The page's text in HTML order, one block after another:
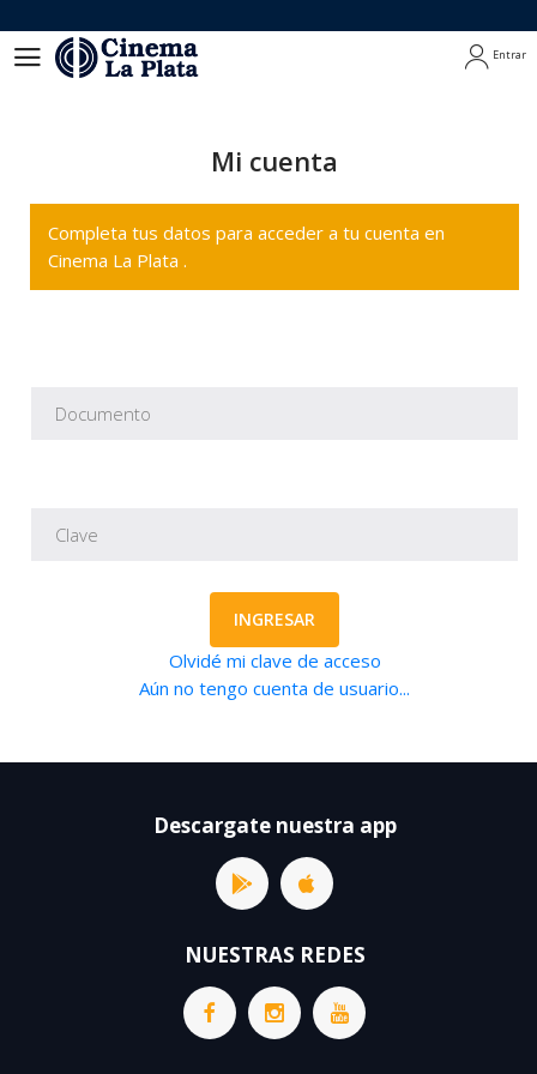
Entrar
Mi cuenta
Completa tus datos para acceder a tu cuenta en
Cinema La Plata .
INGRESAR
Olvidé mi clave de acceso
Aún no tengo cuenta de usuario...
Descargate nuestra app
NUESTRAS REDES